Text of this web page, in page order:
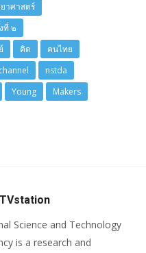
าศาสตร์
ที่ ๒
คิด
คนไทย
nstda
Young
Makers
Science and Technology
is a research and